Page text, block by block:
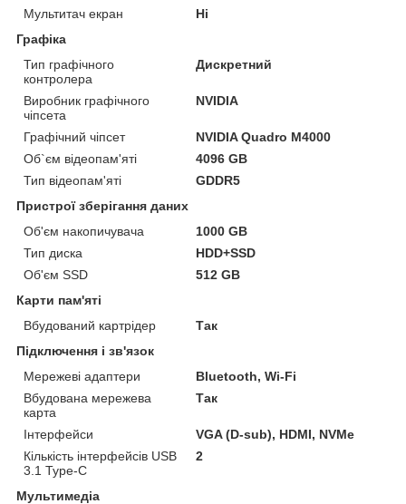
Мультитач екран
Ні
Графіка
Тип графічного
контролера
Дискретний
Виробник графічного
чіпсета
NVIDIA
Графічний чіпсет
NVIDIA Quadro M4000
Об`єм відеопам'яті
4096 GB
Тип відеопам'яті
GDDR5
Пристрої зберігання даних
Об'єм накопичувача
1000 GB
Тип диска
HDD+SSD
Об'єм SSD
512 GB
Карти пам'яті
Вбудований картрідер
Так
Підключення і зв'язок
Мережеві адаптери
Bluetooth, Wi-Fi
Вбудована мережева
карта
Так
Інтерфейси
VGA (D-sub), HDMI, NVMe
Кількість інтерфейсів USB
3.1 Type-C
2
Мультимедіа